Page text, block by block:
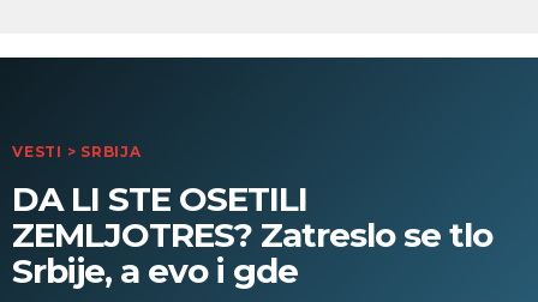
VESTI > SRBIJA
DA LI STE OSETILI
ZEMLJOTRES? Zatreslo se tlo
Srbije, a evo i gde